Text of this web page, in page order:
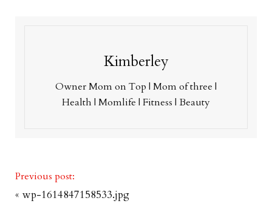
Kimberley
Owner Mom on Top | Mom of three |
Health | Momlife | Fitness | Beauty
Previous post:
« wp-1614847158533.jpg